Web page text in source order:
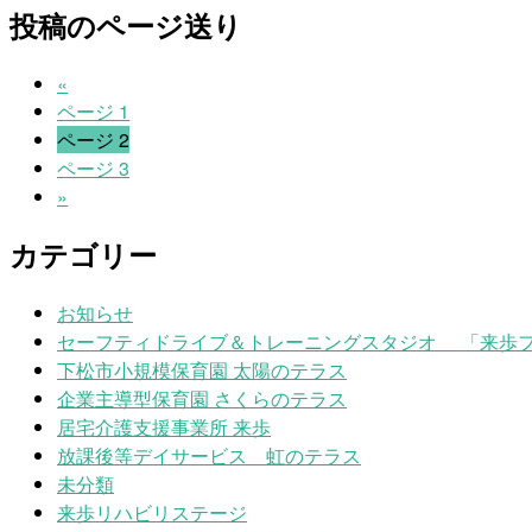
投稿のページ送り
«
ページ 1
ページ 2
ページ 3
»
カテゴリー
お知らせ
セーフティドライブ＆トレーニングスタジオ 「来歩フ
下松市小規模保育園 太陽のテラス
企業主導型保育園 さくらのテラス
居宅介護支援事業所 来歩
放課後等デイサービス 虹のテラス
未分類
来歩リハビリステージ